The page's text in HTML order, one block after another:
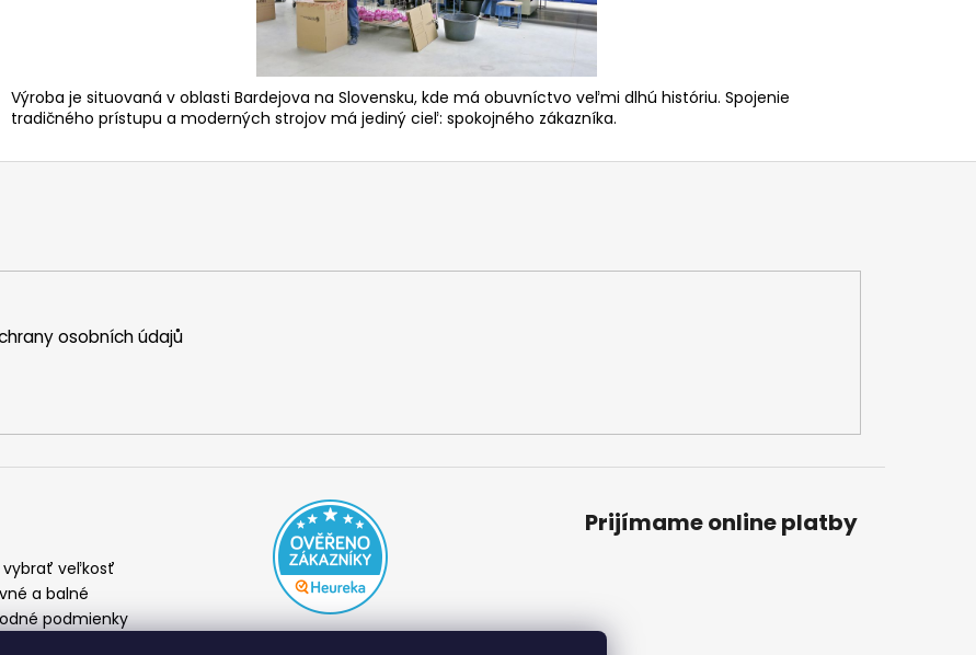
Výroba je situovaná v oblasti Bardejova na Slovensku, kde má obuvníctvo veľmi dlhú históriu. Spojenie
tradičného prístupu a moderných strojov má jediný cieľ: spokojného zákazníka.
osobních údajů
vybrať veľkosť
a balné
podmienky
Prijímame online platby